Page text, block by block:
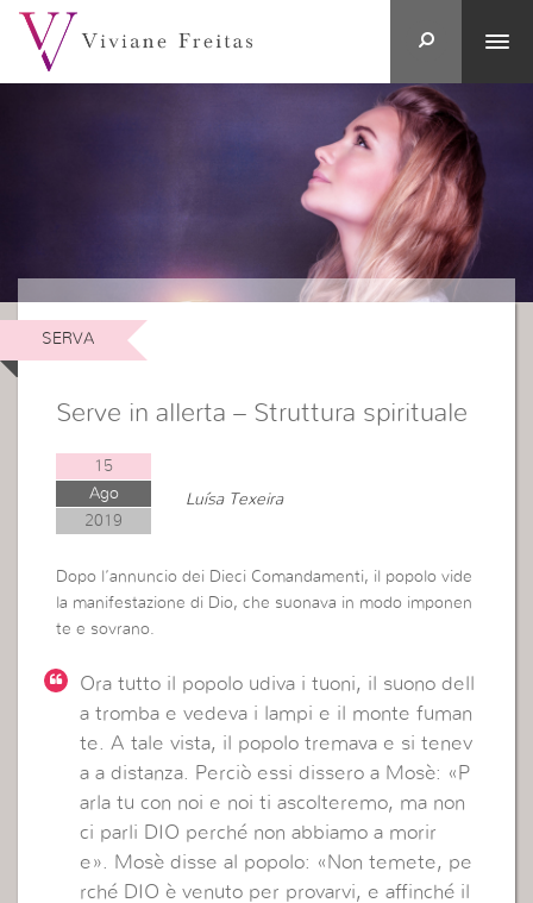
SERVA
Serve in allerta – Struttura spirituale
15
Ago
2019
Luísa Texeira
Dopo l’annuncio dei Dieci Comandamenti, il popolo vide
la manifestazione di Dio, che suonava in modo imponen
te e sovrano.
Ora tutto il popolo udiva i tuoni, il suono dell
a tromba evedeva i lampi e il monte fuman
te. A tale vista, il popolo tremava e si tenev
a a distanza. Perciò essi dissero a Mosè: «P
arla tu con noi e noi ti ascolteremo, ma non
ci parli DIO perché non abbiamo a morir
e». Mosè disse al popolo: «Non temete, pe
rché DIO è venuto per provarvi, e affinché il